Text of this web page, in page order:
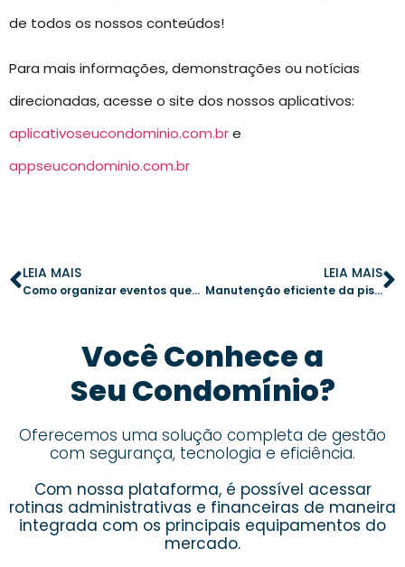
de todos os nossos conteúdos!
Para mais informações, demonstrações ou notícias
direcionadas, acesse o site dos nossos aplicativos:
aplicativoseucondominio.com.bre
appseucondominio.com.br
LEIA MAIS
Como organizar eventos que envolvem os moradores e promovem a boa convivência
LEIA MAIS
Manutenção eficiente da piscina do condomínio: cuidados essenciais para água sempre limpa
Você Conhece a
Seu Condomínio?
Oferecemos uma solução completa de gestão
com segurança, tecnologia e eficiência.
Com nossa plataforma, é possível acessar
rotinas administrativas e financeiras de maneira
integrada com os principais equipamentos do
mercado.